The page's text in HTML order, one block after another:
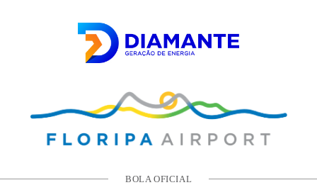
BOLA OFICIAL